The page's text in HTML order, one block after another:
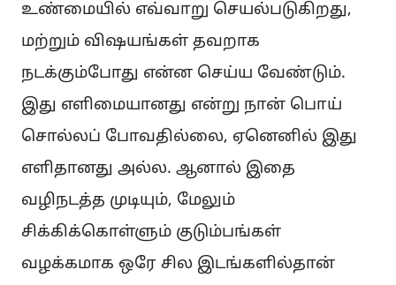
உண்மையில் எவ்வாறு செயல்படுகிறது,
மற்றும் விஷயங்கள் தவறாக
நடக்கும்போது என்ன செய்ய வேண்டும்.
இது எளிமையானது என்று நான் பொய்
சொல்லப் போவதில்லை, ஏனெனில் இது
எளிதானது அல்ல. ஆனால் இதை
வழிநடத்த முடியும், மேலும்
சிக்கிக்கொள்ளும் குடும்பங்கள்
வழக்கமாக ஒரே சில இடங்களில்தான்